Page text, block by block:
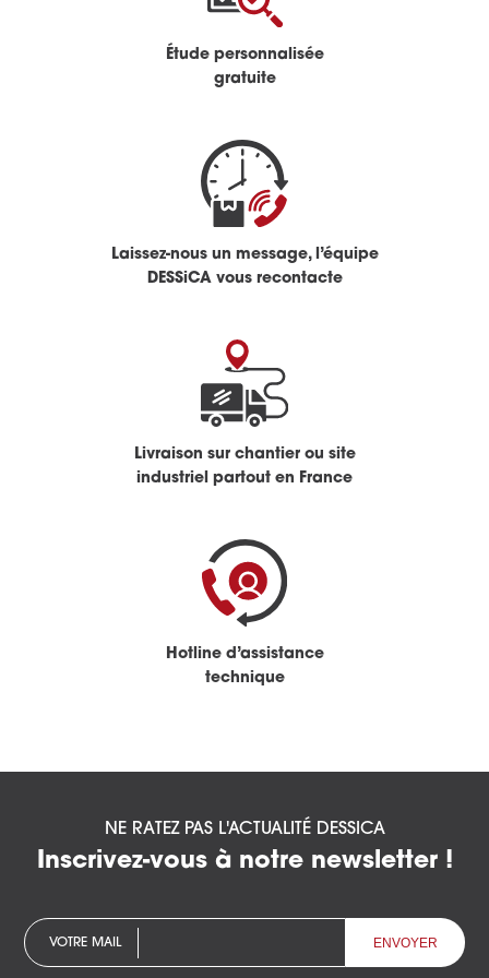
Étude personnalisée
gratuite
Laissez-nous un message, l’équipe
DESSiCA vous recontacte
Livraison sur chantier ou site
industriel partout en France
Hotline d’assistance
technique
NE RATEZ PAS L'ACTUALITÉ DESSICA
Inscrivez-vous à notre newsletter !
VOTRE MAIL